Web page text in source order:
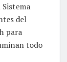
del
para
todo